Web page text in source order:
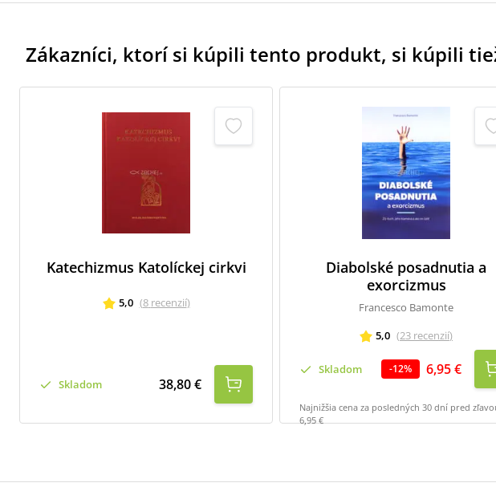
Zákazníci, ktorí si kúpili tento produkt, si kúpili
Katechizmus Katolíckej cirkvi
5,0 (8 recenzií)
Skladom 38,80 €
Diabolské posadnutia a
exorcizmus
Francesco Bamonte
5,0 (23 recenzií)
Skladom -12% 6,95 €
Najnižšia cena za posledných 30 dní pred
6,95 €